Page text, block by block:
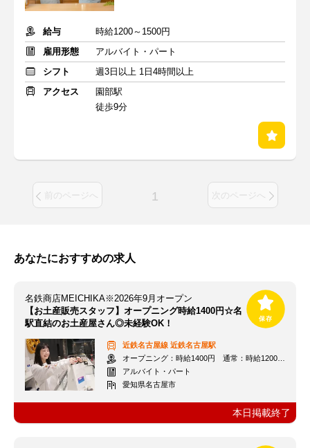
給与
時給1200～1500円
雇用形態
アルバイト・パート
シフト
週3日以上 1日4時間以上
アクセス
園部駅
徒歩9分
前のページへ 1 次のページへ
あなたにおすすめの求人
名鉄商店MEICHIKA※2026年9月オープン
【お土産販売スタッフ】オープニング時給1400円☆名
駅直結のお土産屋さん◎未経験OK！
近鉄名古屋線 近鉄名古屋駅
オープニング：時給1400円 通常：時給1200円～＋交通費全額支給
アルバイト・パート
愛知県名古屋市
本日掲載終了